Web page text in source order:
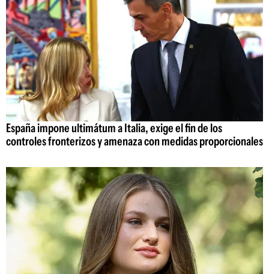
España impone ultimátum a Italia, exige el fin de los
controles fronterizos y amenaza con medidas proporcionales